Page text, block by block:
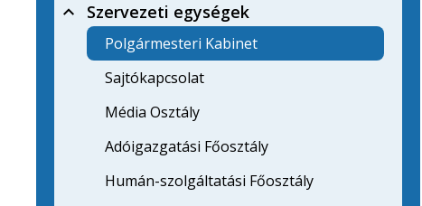
Szervezeti egységek
Polgármesteri Kabinet
Sajtókapcsolat
Média Osztály
Adóigazgatási Főosztály
Humán-szolgáltatási Főosztály